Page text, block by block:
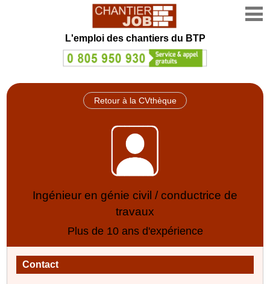
L'emploi des chantiers du BTP
Retour à la CVthèque
Ingénieur en génie civil / conductrice de
travaux
Plus de 10 ans d'expérience
Contact